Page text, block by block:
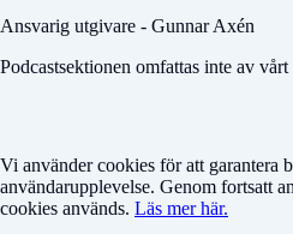
Ansvarig utgivare - Gunnar Axén
Podcastsektionen omfattas inte av
Vi använder cookies för att garantera
användarupplevelse. Genom fortsatt
cookies används. Läs mer här.